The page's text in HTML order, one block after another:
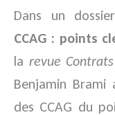
Dans un
CCAG : points
la revue
Benjamin
des CCAG du